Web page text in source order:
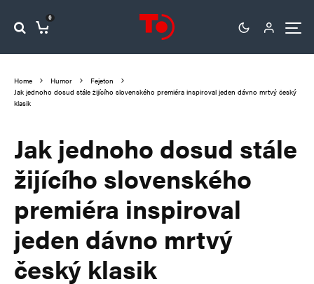
0
Home Humor
Fejeton
Jak jednoho dosud stále žijícího slovenského premiéra inspiroval jeden dávno mrtvý český
klasik
Jak jednoho dosud stále
žijícího slovenského
premiéra inspiroval
jeden dávno mrtvý
český klasik